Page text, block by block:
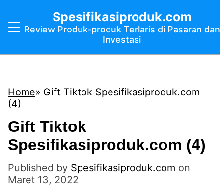
Spesifikasiproduk.com
Review Produk-produk Terlaris di Pasaran dan
Investasi
Home
Gift Tiktok Spesifikasiproduk.com
(4)
Gift Tiktok
Spesifikasiproduk.com (4)
Published by Spesifikasiproduk.com on
Maret 13, 2022